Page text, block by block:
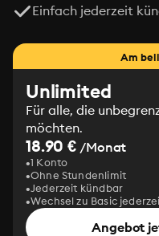
Einfach jederzeit
Am
Unlimited
Für alle, die
möchten.
18.90 € /Monat
1 Konto
Ohne Stundenlimit
Jederzeit kündbar
Wechsel zu Basic
Angebot